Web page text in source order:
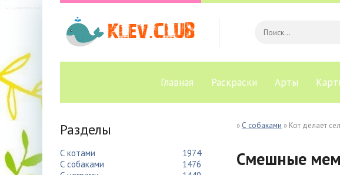
Главная Раскраски Арты
» С собаками » Кот делает
Смешные
Разделы
С котами
1974
С собаками
1476